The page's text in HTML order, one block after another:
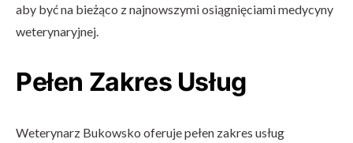
aby być na bieżąco z najnowszymi osiągnięciami medycyny
weterynaryjnej.
Pełen Zakres Usług
Weterynarz Bukowsko oferuje pełen zakres usług